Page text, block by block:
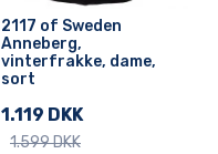
2117 of Sweden
Anneberg,
vinterfrakke, dame,
sort
1.119 DKK
1.599 DKK